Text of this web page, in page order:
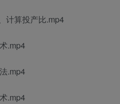
计算投产比.mp4
.mp4
.mp4
.mp4